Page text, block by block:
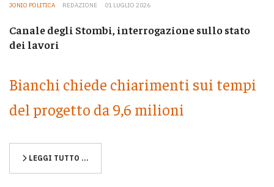
JONIO POLITICA REDAZIONE 01 LUGLIO 2026
Canale degli Stombi, interrogazione sullo stato
dei lavori
Bianchi chiede chiarimenti sui tempi
del progetto da 9,6 milioni
LEGGI TUTTO …